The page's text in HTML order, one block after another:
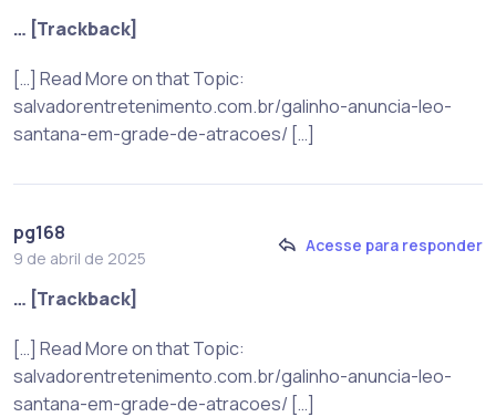
… [Trackback]
[…] Read More on that Topic:
salvadorentretenimento.com.br/galinho-anuncia-leo-
santana-em-grade-de-atracoes/ […]
pg168
9 de abril de 2025
Acesse para responder
… [Trackback]
[…] Read More on that Topic:
salvadorentretenimento.com.br/galinho-anuncia-leo-
santana-em-grade-de-atracoes/ […]